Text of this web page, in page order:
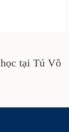
tại Tú Võ